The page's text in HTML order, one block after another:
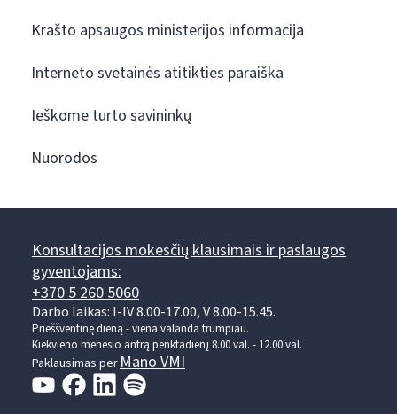
Krašto apsaugos ministerijos informacija
Interneto svetainės atitikties paraiška
Ieškome turto savininkų
Nuorodos
Konsultacijos mokesčių klausimais ir paslaugos
gyventojams:
+370 5 260 5060
Darbo laikas: I-IV 8.00-17.00, V 8.00-15.45.
Prieššventinę dieną - viena valanda trumpiau.
Kiekvieno mėnesio antrą penktadienį 8.00 val. - 12.00 val.
Paklausimas per Mano VMI